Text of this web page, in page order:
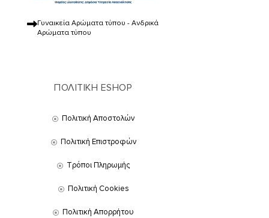
Γυναικεία Αρώματα τύπου - Ανδρικά
Αρώματα τύπου
ΠΟΛΙΤΙΚΗ ESHOP
Πολιτική Αποστολών
Πολιτική Επιστροφών
Τρόποι Πληρωμής
Πολιτική Cookies
Πολιτική Απορρήτου